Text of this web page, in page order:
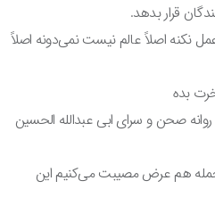
قرار بدهد.
اصلاً عالم نیست نمی‌دونه اصلاً
بده
صحن و سرای ابی عبدالله الحسین
هم عرض مصیبت می‌کنیم این